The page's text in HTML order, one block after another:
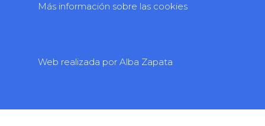
Más información sobre las cookies
Web realizada por Alba Zapata